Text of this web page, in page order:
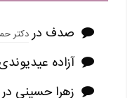
صدف دردکتر
آزاده
زهرا حسینی در